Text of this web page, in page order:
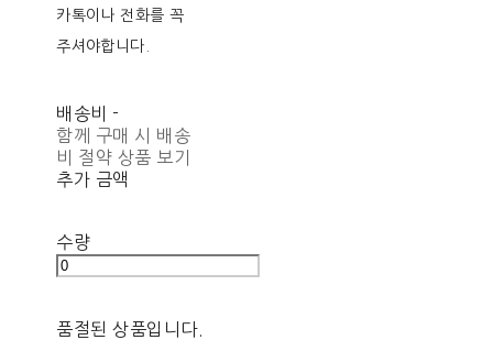
카톡이나 전화를 꼭
주셔야합니다.
배송비 -
함께 구매 시 배송
비 절약 상품 보기
추가 금액
수량
품절된 상품입니다.